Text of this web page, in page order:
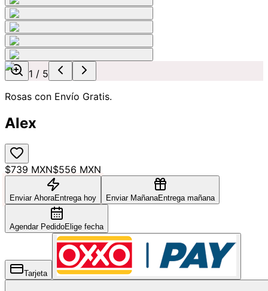
1 / 5
Rosas con Envío Gratis.
Alex
$739 MXN$556 MXN
Enviar AhoraEntrega hoy Enviar MañanaEntrega mañana
Agendar PedidoElige fecha
Tarjeta